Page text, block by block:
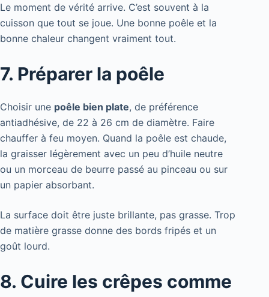
Le moment de vérité arrive. C’est souvent à la
cuisson que tout se joue. Une bonne poêle et la
bonne chaleur changent vraiment tout.
7. Préparer la poêle
Choisir une poêle bien plate, de préférence
antiadhésive, de 22 à 26 cm de diamètre. Faire
chauffer à feu moyen. Quand la poêle est chaude,
la graisser légèrement avec un peu d’huile neutre
ou un morceau de beurre passé au pinceau ou sur
un papier absorbant.
La surface doit être juste brillante, pas grasse. Trop
de matière grasse donne des bords fripés et un
goût lourd.
8. Cuire les crêpes comme